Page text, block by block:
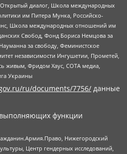
диалог, Школа международных
им Питера Мунка, Российско-
Школа международных отношений им
Свобод, Фонд Бориса Немцова за
за свободу, Феминистское
независимости Ингушетии, Прометей,
живым, Фридом Хаус, СОТА медиа,
Украины
ru/documents/7756/ данные
функции
Нижегородский
Центр гендерных исследований,